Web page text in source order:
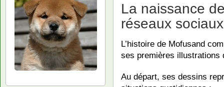
La naissance
réseaux sociaux
L’histoire de Mofusand
ses premières illustrations
Au départ, ses dessins